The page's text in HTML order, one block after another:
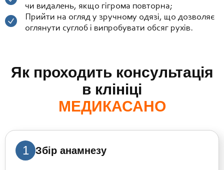
чи видалень, якщо гігрома повторна;
Прийти на огляд у зручному одязі, що дозволяє
оглянути суглоб і випробувати обсяг рухів.
Як проходить консультація
в клініці
МЕДИКАСАНО
1 Збір анамнезу